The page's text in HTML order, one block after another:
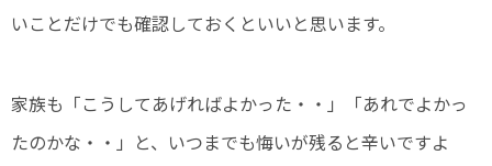
いことだけでも確認しておくといいと思います。
家族も「こうしてあげればよかった・・」「あれでよかっ
たのかな・・」と、いつまでも悔いが残ると辛いですよ